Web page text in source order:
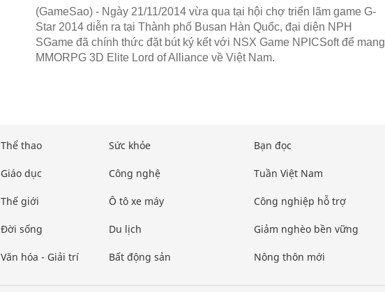
(GameSao) - Ngày 21/11/2014 vừa qua tại hội chợ triển lãm game G-
Star 2014 diễn ra tại Thành phố Busan Hàn Quốc, đại diện NPH
SGame đã chính thức đặt bút ký kết với NSX Game NPICSoft để mang
MMORPG 3D Elite Lord of Alliance về Việt Nam.
Thể thao
Giáo dục
Thế giới
Đời sống
Văn hóa - Giải trí
Sức khỏe
Công nghệ
Ô tô xe máy
Du lịch
Bất động sản
Bạn đọc
Tuần Việt Nam
Công nghiệp hỗ trợ
Giảm nghèo bền vững
Nông thôn mới